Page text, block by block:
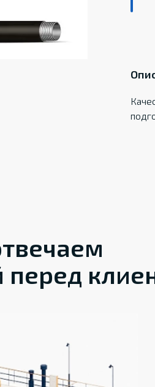
перед